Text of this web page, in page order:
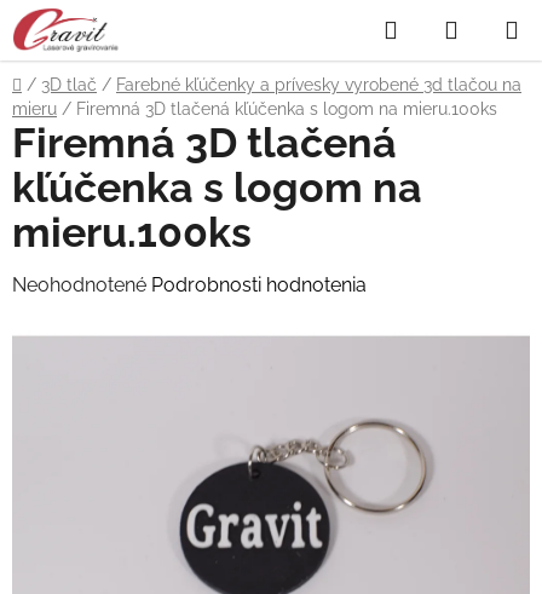
Prejsť
na
obsah
Hľadať
KOŠÍK
Domov
/ 3D tlač / Farebné kľúčenky a prívesky vyrobené 3d tlačou na
mieru / Firemná 3D tlačená kľúčenka s logom na mieru.100ks
Firemná 3D tlačená
kľúčenka s logom na
mieru.100ks
Priemerné
Neohodnotené Podrobnosti hodnotenia